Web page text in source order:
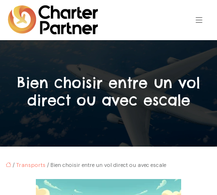
Bien choisir entre un vol
direct ou avec escale
/ Transports / Bien choisir entre un vol direct ou avec escale